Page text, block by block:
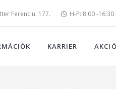
Ferenc u. 177. H-P: 8:00 -16:30
KARRIER